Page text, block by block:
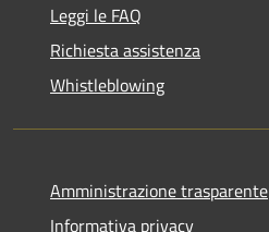
Leggi le FAQ
Richiesta assistenza
Whistleblowing
Amministrazione trasparente
Informativa privacy